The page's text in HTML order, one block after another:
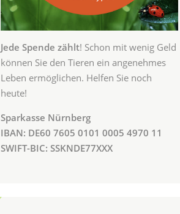
Jede Spende zählt! Schon mit wenig Geld
können Sie den Tieren ein angenehmes
Leben ermöglichen. Helfen Sie noch
heute!
Sparkasse Nürnberg
IBAN: DE60 7605 0101 0005 4970 11
SWIFT-BIC: SSKNDE77XXX